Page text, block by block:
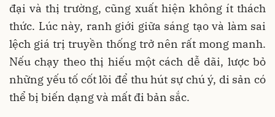
đại và thị trường, cũng xuất hiện không ít thách
thức. Lúc này, ranh giới giữa sáng tạo và làm sai
lệch giá trị truyền thống trở nên rất mong manh.
Nếu chạy theo thị hiếu một cách dễ dãi, lược bỏ
những yếu tố cốt lõi để thu hút sự chú ý, di sản có
thể bị biến dạng và mất đi bản sắc.